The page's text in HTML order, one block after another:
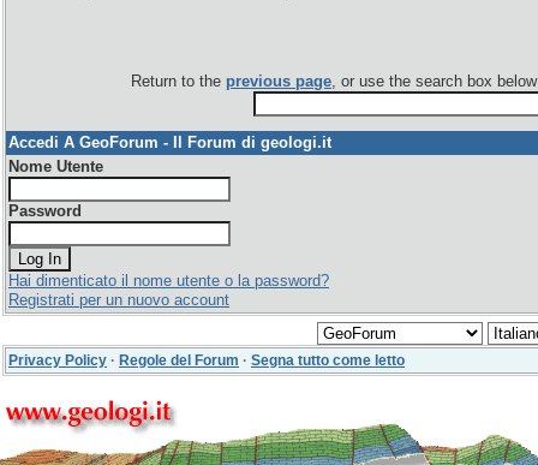
Return to the previous page, or use the search box
Accedi A GeoForum - Il Forum di geologi.it
Nome Utente
Password
Hai dimenticato il nome utente o la password?
Registrati per un nuovo account
Privacy Policy · Regole del Forum · Segna tutto come letto